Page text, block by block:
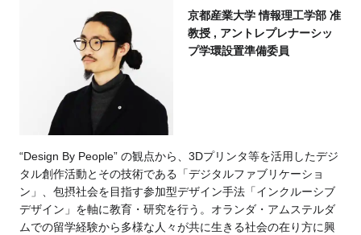
京都産業大学 情報理工学部 准
教授 , アントレプレナーシッ
プ学環設置準備委員
“Design By People” の観点から、3Dプリンタ等を活用したデジ
タル創作活動とその技術である「デジタルファブリケーショ
ン」、包摂社会を目指す参加型デザイン手法「インクルーシブ
デザイン」を軸に教育・研究を行う。オランダ・アムステルダ
ムでの留学経験から多様な人々が共に生きる社会の在り方に興